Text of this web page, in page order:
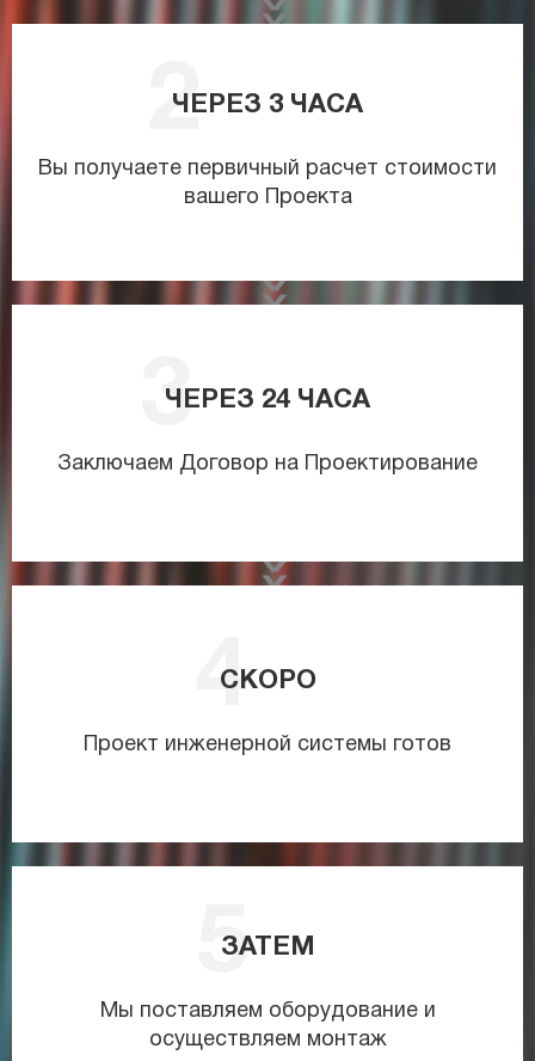
ЧЕРЕЗ 3 ЧАСА
Вы получаете первичный расчет стоимости
вашего Проекта
ЧЕРЕЗ 24 ЧАСА
Заключаем Договор на Проектирование
СКОРО
Проект инженерной системы готов
ЗАТЕМ
Мы поставляем оборудование и
осуществляем монтаж